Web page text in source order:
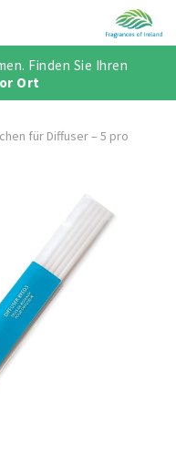
Finden Sie Ihren
Ort
für Diffuser – 5 pro